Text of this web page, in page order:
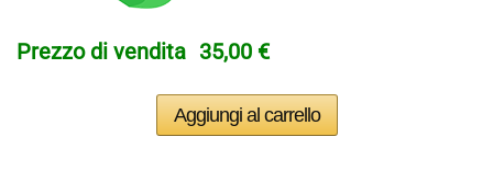
Prezzo di vendita 35,00 €